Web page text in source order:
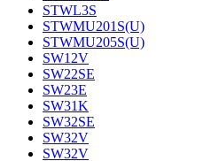
STWL3S
STWMU201S(U)
STWMU205S(U)
SW12V
SW22SE
SW23E
SW31K
SW32SE
SW32V
SW32V